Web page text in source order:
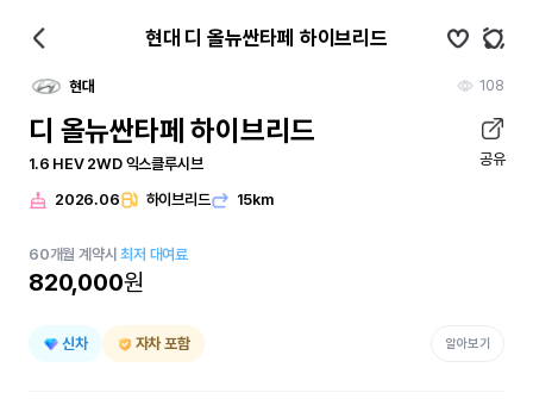
현대 디 올뉴싼타페 하이브리드
현대 108
디 올뉴싼타페 하이브리드
1.6 HEV 2WD 익스클루시브 공유
2026.06 하이브리드 15km
60개월 계약시최저 대여료
820,000원
신차 자차 포함 알아보기